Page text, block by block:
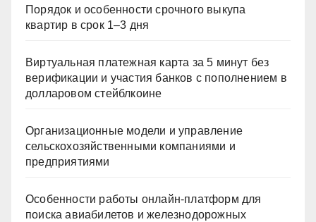
Порядок и особенности срочного выкупа
квартир в срок 1–3 дня
Виртуальная платежная карта за 5 минут без
верификации и участия банков с пополнением в
долларовом стейблкоине
Организационные модели и управление
сельскохозяйственными компаниями и
предприятиями
Особенности работы онлайн-платформ для
поиска авиабилетов и железнодорожных